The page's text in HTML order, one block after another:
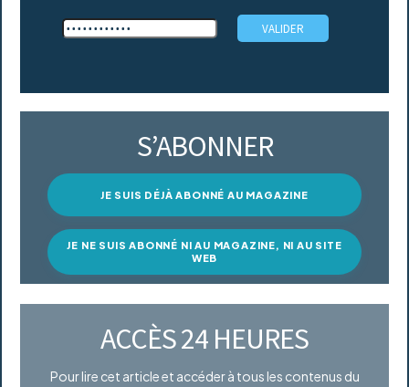
S’ABONNER
JE SUIS DÉJÀ ABONNÉ AU MAGAZINE
JE NE SUIS ABONNÉ NI AU MAGAZINE, NI AU SITE
WEB
ACCÈS 24 HEURES
Pour lire cet article et accéder à tous les contenus du